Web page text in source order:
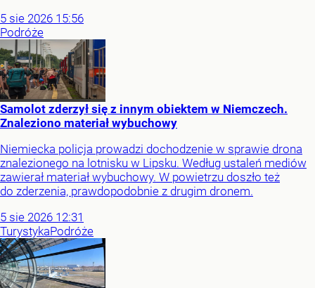
5 sie 2026 15:56
Podróże
Samolot zderzył się z innym obiektem w Niemczech.
Znaleziono materiał wybuchowy
Niemiecka policja prowadzi dochodzenie w sprawie drona
znalezionego na lotnisku w Lipsku. Według ustaleń mediów
zawierał materiał wybuchowy. W powietrzu doszło też
do zderzenia, prawdopodobnie z drugim dronem.
5 sie 2026 12:31
TurystykaPodróże